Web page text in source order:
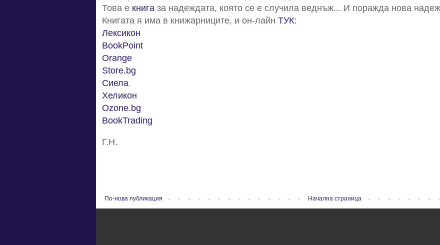
Това е книга за надеждата, която се е случила веднъж... И поражда нова
Книгата я има в книжарниците, и он-лайн ТУК:
Лексикон
BookPoint
Orange
Store.bg
Сиела
Хеликон
Ozone.bg
BookTrading
Г.Н.
По-нова публикация Начална страница